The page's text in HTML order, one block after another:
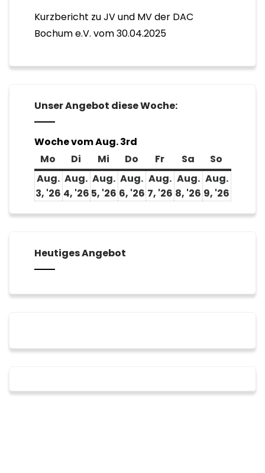
Kurzbericht zu JV und MV der DAC
Bochum e.V. vom 30.04.2025
Unser Angebot diese Woche:
Woche vom Aug. 3rd
Mo Montag
Di Dienstag
Mi Mittwoch
Do Donnerstag
FrFreitag
Sa Samstag
So
Aug.
3, '26 3.
Aug.
4, '26 4.
Aug.
5, '26 5.
Aug.
6, '26 6.
Aug.
7, '26 7.
Aug.
8, '26 8.
Aug.
9, '26
Heutiges Angebot